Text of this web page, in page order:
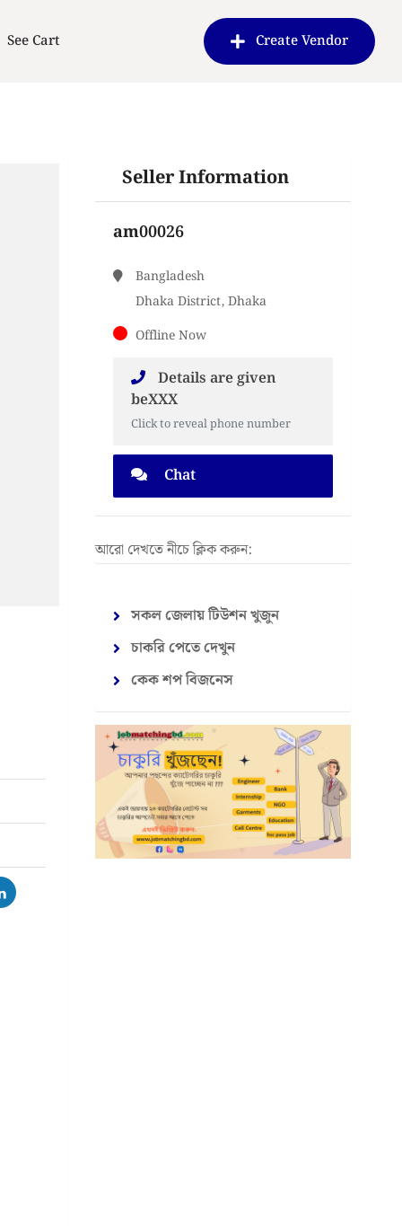
See Cart Create Vendor
Seller Information
am00026
Bangladesh
Dhaka District, Dhaka
Offline Now
Details are given
beXXX
Click to reveal phone number
Chat
আরো দেখতে নীচে ক্লিক করুন:
সকল জেলায় টিউশন খুজুন
চাকরি পেতে দেখুন
কেক শপ বিজনেস